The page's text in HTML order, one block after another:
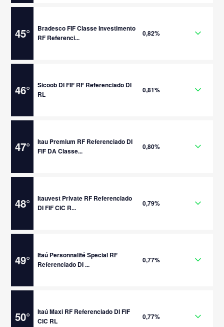
45°
Bradesco FIF Classe Investimento
RF Referenci...
0,82%
46°
Sicoob DI FIF RF Referenciado DI
RL
0,81%
47°
Itau Premium RF Referenciado DI
FIF DA Classe...
0,80%
48°
Itauvest Private RF Referenciado
DI FIF CIC R...
0,79%
49°
Itaú Personnalité Special RF
Referenciado DI ...
0,77%
50°
Itaú Maxi RF Referenciado DI FIF
CIC RL
0,77%